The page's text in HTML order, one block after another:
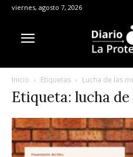
viernes, agosto 7, 2026
Inicio Etiquetas Lucha de las
Etiqueta: lucha de